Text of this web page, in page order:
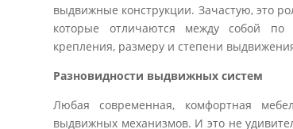
выдвижные конструкции. Зачастую, это
которые отличаются между собой по
крепления, размеру и степени
Разновидности выдвижных систем
Любая современная, комфортная
выдвижных механизмов. И это не